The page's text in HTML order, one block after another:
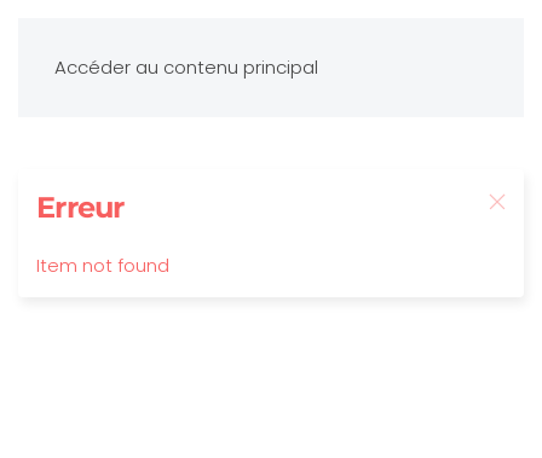
Accéder au contenu principal
Erreur
Item not found